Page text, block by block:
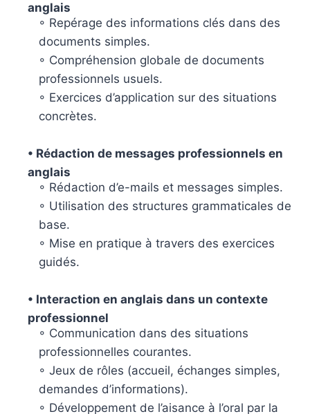
anglais
◦ Repérage des informations clés dans des
documents simples.
◦ Compréhension globale de documents
professionnels usuels.
◦ Exercices d’application sur des situations
concrètes.
• Rédaction de messages professionnels en
anglais
◦ Rédaction d’e-mails et messages simples.
◦ Utilisation des structures grammaticales de
base.
◦ Mise en pratique à travers des exercices
guidés.
• Interaction en anglais dans un contexte
professionnel
◦ Communication dans des situations
professionnelles courantes.
◦ Jeux de rôles (accueil, échanges simples,
demandes d’informations).
◦ Développement de l’aisance à l’oral par la